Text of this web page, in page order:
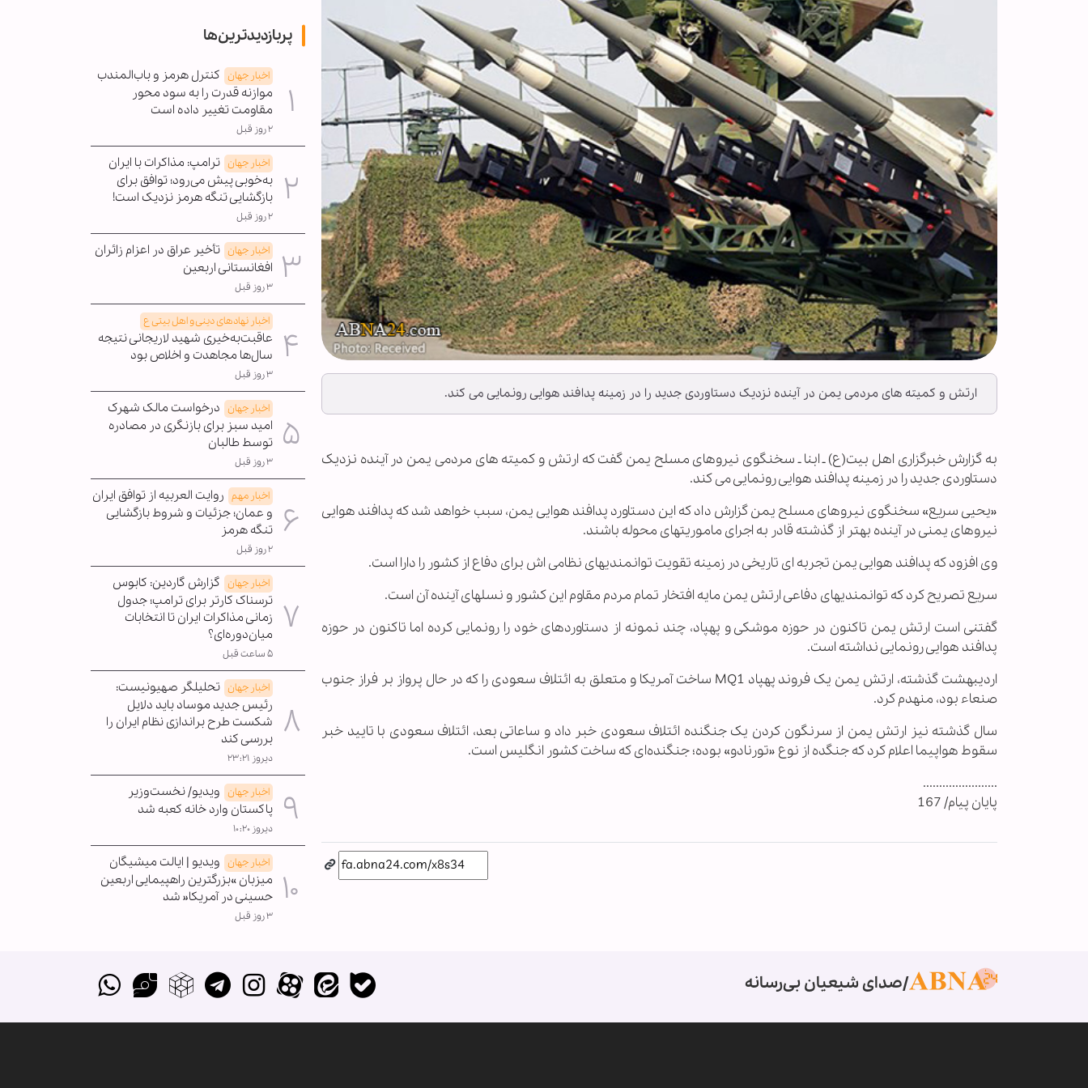
ارتش و کمیته های مردمی یمن در آینده نزدیک دستاوردی جدید را در زمینه پدافند هوایی رونمایی می کند.
به گزارش خبرگزاری اهل بیت(ع) ـ ابنا ـ سخنگوی نیروهای مسلح یمن گفت که ارتش و کمیته های مردمی یمن در آینده نزدیک
دستاوردی جدید را در زمینه پدافند هوایی رونمایی می کند.
«یحیی سریع» سخنگوی نیروهای مسلح یمن گزارش داد که این دستاورد پدافند هوایی یمن، سبب خواهد شد که پدافند هوایی
نیروهای یمنی در آینده بهتر از گذشته قادر به اجرای ماموریتهای محوله باشند.
وی افزود که پدافند هوایی یمن تجربه ای تاریخی در زمینه تقویت توانمندیهای نظامی اش برای دفاع از کشور را دارا است.
سریع تصریح کرد که توانمندیهای دفاعی ارتش یمن مایه افتخار تمام مردم مقاوم این کشور و نسلهای آینده آن است.
گفتنی است ارتش یمن تاکنون در حوزه موشکی و پهپاد، چند نمونه از دستاوردهای خود را رونمایی کرده اما تاکنون در حوزه
پدافند هوایی رونمایی نداشته است.
اردیبهشت گذشته، ارتش یمن یک فروند پهپاد MQ1 ساخت آمریکا و متعلق به ائتلاف سعودی را که در حال پرواز بر فراز جنوب
صنعاء بود، منهدم کرد.
سال گذشته نیز ارتش یمن از سرنگون کردن یک جنگنده ائتلاف سعودی خبر داد و ساعاتی بعد، ائتلاف سعودی با تایید خبر
سقوط هواپیما اعلام کرد که جنگده از نوع «تورنادو» بوده؛ جنگنده‌ای که ساخت کشور انگلیس است.
.......................
پایان پیام/ 167
پربازدیدترین‌ها
اخبار جهان کنترل هرمز و باب‌المندب
موازنه قدرت را به سود محور
مقاومت تغییر داده است
۲ روز قبل
اخبار جهان ترامپ: مذاکرات با ایران
به‌خوبی پیش می‌رود؛ توافق برای
بازگشایی تنگه هرمز نزدیک است!
۲ روز قبل
اخبار جهان تأخیر عراق در اعزام زائران
افغانستانی اربعین
۳ روز قبل
اخبار نهادهای دینی و اهل بیتی ع
عاقبت‌به‌خیری شهید لاریجانی نتیجه
سال‌ها مجاهدت و اخلاص بود
۳ روز قبل
اخبار جهان درخواست مالک شهرک
امید سبز برای بازنگری در مصادره
توسط طالبان
۳ روز قبل
اخبار مهم روایت العربیه از توافق ایران
و عمان؛ جزئیات و شروط بازگشایی
تنگه هرمز
۲ روز قبل
اخبار جهان گزارش گاردین: کابوس
ترسناک کارتر برای ترامپ؛ جدول
زمانی مذاکرات ایران تا انتخابات
میان‌دوره‌ای؟
۵ ساعت قبل
اخبار جهان تحلیلگر صهیونیست:
رئیس جدید موساد باید دلایل
شکست طرح براندازی نظام ایران را
بررسی کند
دیروز ۲۳:۲۱
اخبار جهان ویدیو/ نخست‌وزیر
پاکستان وارد خانه کعبه شد
دیروز ۱۰:۲۰
اخبار جهان ویدیو | ایالت میشیگان
میزبان »بزرگترین راهپیمایی اربعین
حسینی در آمریکا« شد
۳ روز قبل
صدای شیعیان بی‌رسانه